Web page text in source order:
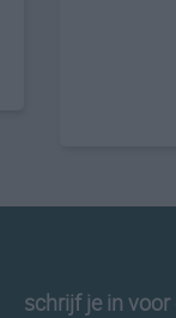
schrijf je in